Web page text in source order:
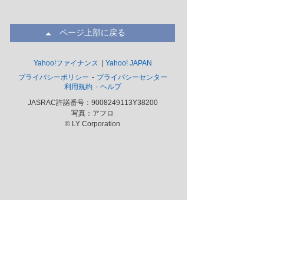
ページ上部に戻る
Yahoo!ファイナンス
Yahoo! JAPAN
プライバシーポリシー
プライバシーセンター
利用規約
ヘルプ
JASRAC許諾番号：9008249113Y38200
写真：アフロ
© LY Corporation